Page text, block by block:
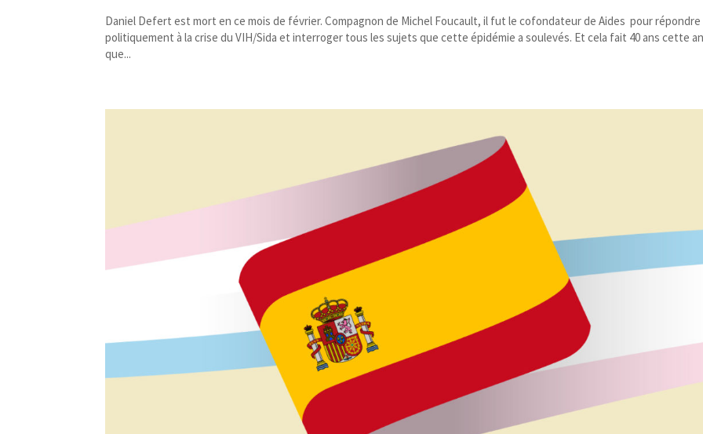
Daniel Defert est mort en ce mois de février. Compagnon de Michel Foucault, il fut le cofondateur de Aides pour répondre
politiquement à la crise du VIH/​Sida et interroger tous les sujets que cette épidémie a soulevés. Et cela fait 40 ans cette
que...